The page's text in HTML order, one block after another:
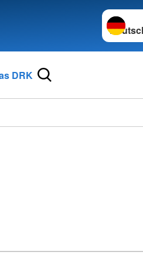
Sprache
DRK